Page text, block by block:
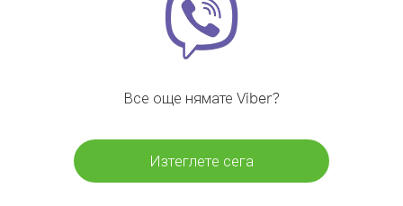
Все още нямате Viber?
Изтеглете сега